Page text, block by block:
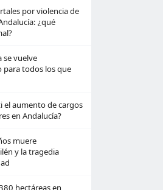
por violencia de
¿qué
se vuelve
para todos los que
el aumento de cargos
en Andalucía?
muere
y la tragedia
hectáreas en